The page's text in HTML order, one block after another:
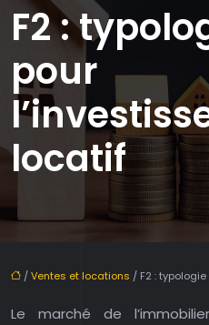
F2 :
pour
locatif
/Ventes et locations / F2 :
Le marché de